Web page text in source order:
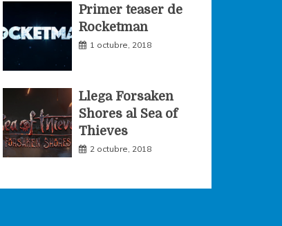
Primer teaser de
Rocketman
1 octubre, 2018
Llega Forsaken
Shores al Sea of
Thieves
2 octubre, 2018